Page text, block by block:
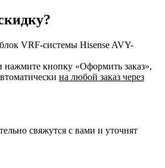
VRF-системы Hisense AVY-
нажмите кнопку «Оформить заказ»,
на любой заказ через
свяжутся с вами и уточнят